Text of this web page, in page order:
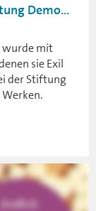
Demo...
wurde mit
sie Exil
der Stiftung